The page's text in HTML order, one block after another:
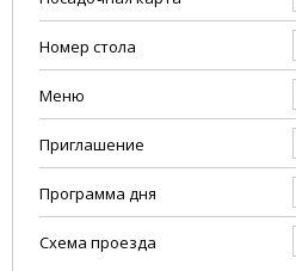
Номер стола
Меню
Приглашение
Программа дня
Схема проезда